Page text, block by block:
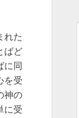
れた
ばど
に同
を受
神の
に受